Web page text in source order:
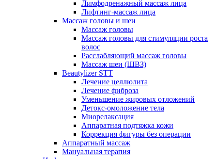
Лимфодренажный массаж лица
Лифтинг-массаж лица
Массаж головы и шеи
Массаж головы
Массаж головы для стимуляции роста
волос
Расслабляющий массаж головы
Массаж шеи (ШВЗ)
Beautylizer STT
Лечение целлюлита
Лечение фиброза
Уменьшение жировых отложений
Детокс-омоложение тела
Миорелаксация
Аппаратная подтяжка кожи
Коррекция фигуры без операции
Аппаратный массаж
Мануальная терапия